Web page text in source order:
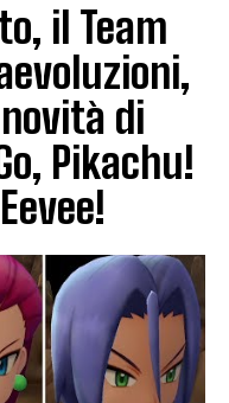
il Team
di
Pikachu!